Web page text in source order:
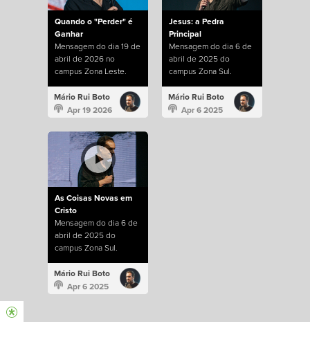
Quando o "Perder" é
Ganhar
Mensagem do dia 19 de
abril de 2026 no
campus Zona Leste.
Mário Rui Boto
Apr 19 2026
Jesus: a Pedra
Principal
Mensagem do dia 6 de
abril de 2025 do
campus Zona Sul.
Mário Rui Boto
Apr 6 2025
As Coisas Novas em
Cristo
Mensagem do dia 6 de
abril de 2025 do
campus Zona Sul.
Mário Rui Boto
Apr 6 2025